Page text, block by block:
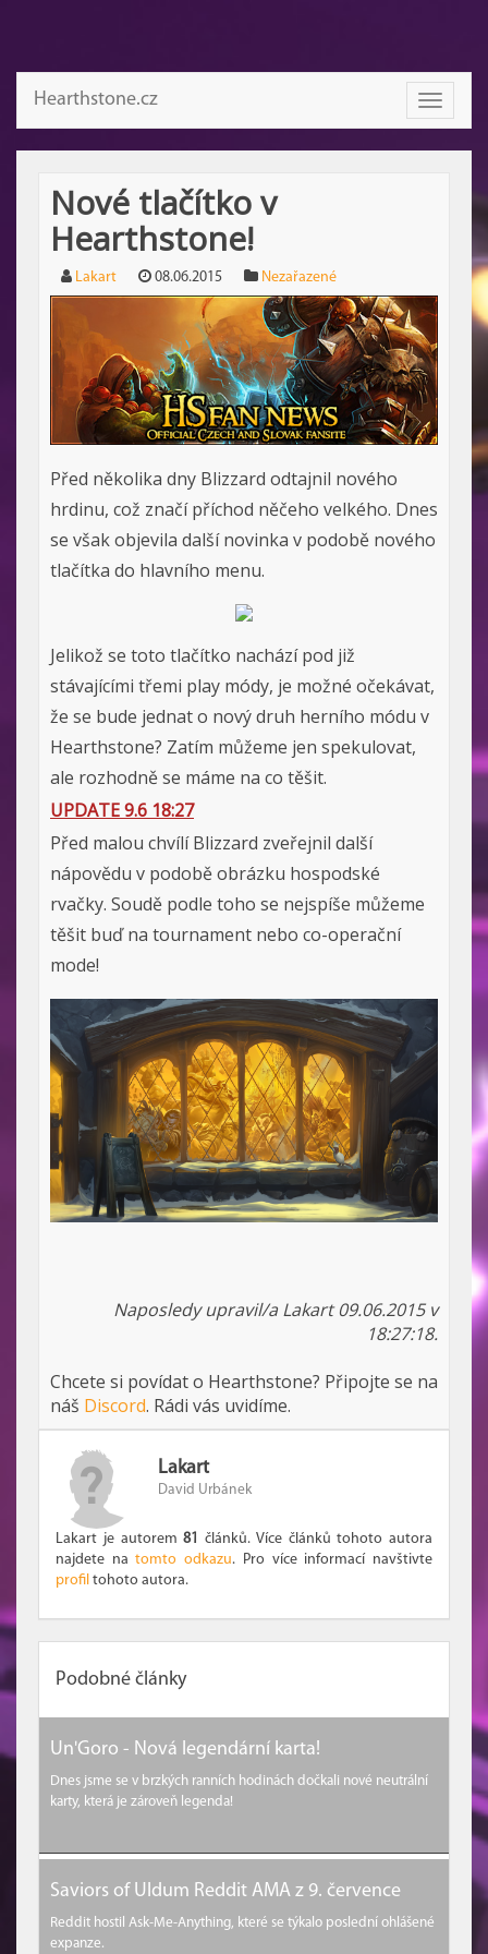
Toggle
Hearthstone.cz
Nové tlačítko v
Hearthstone!
Lakart 08.06.2015 Nezařazené
Před několika dny Blizzard odtajnil nového
hrdinu, což značí příchod něčeho velkého. Dnes
se však objevila další novinka v podobě nového
tlačítka do hlavního menu.
Jelikož se toto tlačítko nachází pod již
stávajícími třemi play módy, je možné očekávat,
že se bude jednat o nový druh herního módu v
Hearthstone? Zatím můžeme jen spekulovat,
ale rozhodně se máme na co těšit.
UPDATE 9.6 18:27
Před malou chvílí Blizzard zveřejnil další
nápovědu v podobě obrázku hospodské
rvačky. Soudě podle toho se nejspíše můžeme
těšit buď na tournament nebo co-operační
mode!
Naposledy upravil/a Lakart 09.06.2015 v
18:27:18.
Chcete si povídat o Hearthstone? Připojte se na
náš Discord. Rádi vás uvidíme.
Lakart
David Urbánek
Lakart je autorem81 článků. Více článků tohoto autora
najdete natomto odkazu. Pro více informací navštivte
profil tohoto autora.
Podobné články
Un'Goro - Nová legendární karta!
Dnes jsme se v brzkých ranních hodinách dočkali nové neutrální
karty, která je zároveň legenda!
Saviors of Uldum Reddit AMA z 9. července
Reddit hostil Ask-Me-Anything, které se týkalo poslední ohlášené
expanze.